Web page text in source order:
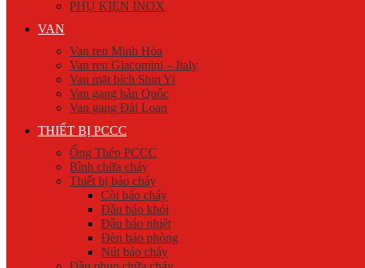
PHỤ KIỆN INOX
VAN
Van ren Minh Hòa
Van ren Giacomini – Italy
Van mặt bích Shin Yi
Van gang hàn Quốc
Van gang Đài Loan
THIẾT BỊ PCCC
Ống Thép PCCC
Bình chữa cháy
Thiết bị báo cháy
Còi báo cháy
Đầu báo khói
Đầu báo nhiệt
Đèn báo phòng
Nút báo cháy